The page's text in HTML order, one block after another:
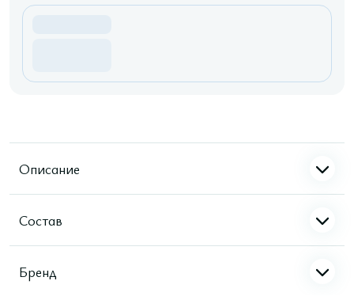
Описание
Состав
Бренд